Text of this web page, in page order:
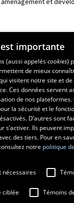
Laval
générales
Fraude en ligne
Confidentialité
Paramétrer les témoins
importante
(aussi appeléscookies)
de mieux
visitent notre site et
Ces données servent
de nos
la sécurité et le
D’autres sont
s’activer. Ils peuvent
des tiers. Pour en
notre politique de
nécessaires
ciblée Témoins